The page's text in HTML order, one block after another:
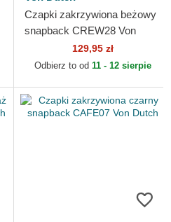
Czapki zakrzywiona beżowy
snapback CREW28 Von
129,95 zł
Odbierz to od 11 - 12 sierpie